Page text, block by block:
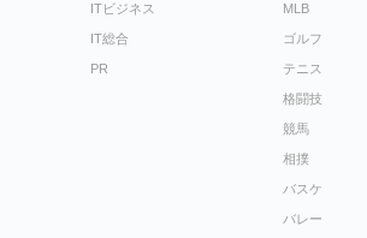
ITビジネス
IT総合
PR
MLB
ゴルフ
テニス
格闘技
競馬
相撲
バスケ
バレー